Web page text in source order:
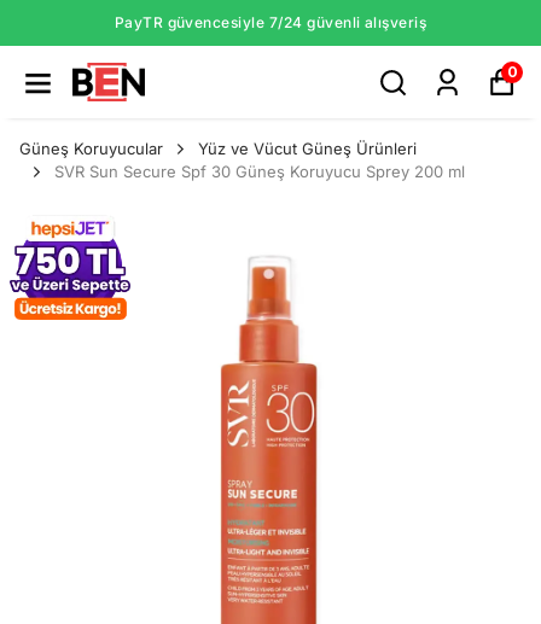
PayTR güvencesiyle 7/24 güvenli alışveriş
0
Güneş Koruyucular
Yüz ve Vücut Güneş Ürünleri
SVR Sun Secure Spf 30 Güneş Koruyucu Sprey 200 ml